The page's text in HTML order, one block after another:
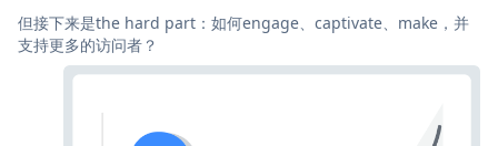
但接下来是the hard part：如何engage、captivate、make，并
支持更多的访问者？